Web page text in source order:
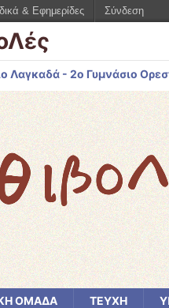
Λαγκαδά - 2ο Γυμνάσιο
ΟΜΑΔΑ ΤΕΥΧΗ
& Εφημερίδες Σύνδεση